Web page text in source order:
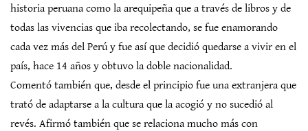
historia peruana como la arequipeña que a través de libros y de
todas las vivencias que iba recolectando, se fue enamorando
cada vez más del Perú y fue así que decidió quedarse a vivir en el
país, hace 14 años y obtuvo la doble nacionalidad.
Comentó también que, desde el principio fue una extranjera que
trató de adaptarse a la cultura que la acogió y no sucedió al
revés. Afirmó también que se relaciona mucho más con